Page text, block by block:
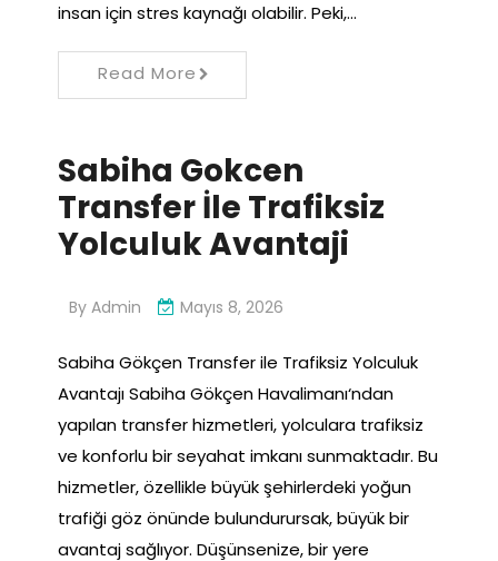
insan için stres kaynağı olabilir. Peki,…
Read More
Sabiha Gokcen
Transfer İle Trafiksiz
Yolculuk Avantaji
By Admin Mayıs 8, 2026
Sabiha Gökçen Transfer ile Trafiksiz Yolculuk
Avantajı Sabiha Gökçen Havalimanı‘ndan
yapılan transfer hizmetleri, yolculara trafiksiz
ve konforlu bir seyahat imkanı sunmaktadır. Bu
hizmetler, özellikle büyük şehirlerdeki yoğun
trafiği göz önünde bulundurursak, büyük bir
avantaj sağlıyor. Düşünsenize, bir yere